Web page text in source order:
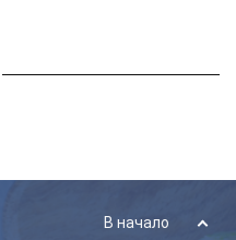
В начало